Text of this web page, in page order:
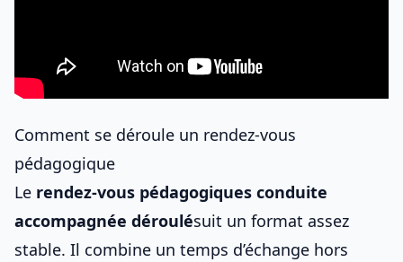
Comment se déroule un rendez-vous
pédagogique
Le rendez-vous pédagogiques conduite
accompagnée déroulésuit un format assez
stable. Il combine un temps d’échange hors